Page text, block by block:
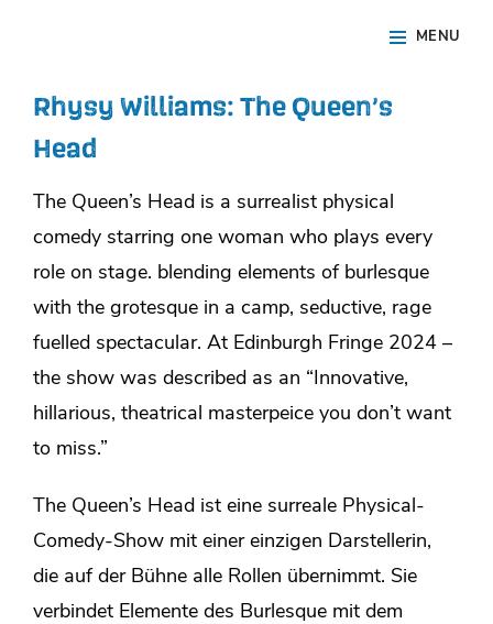
MENU
Rhysy Williams: The Queen’s
Head
The Queen’s Head is a surrealist physical
comedy starring one woman who plays every
role on stage. blending elements of burlesque
with the grotesque in a camp, seductive, rage
fuelled spectacular. At Edinburgh Fringe 2024 –
the show was described as an “Innovative,
hillarious, theatrical masterpeice you don’t want
to miss.”
The Queen’s Head ist eine surreale Physical-
Comedy-Show mit einer einzigen Darstellerin,
die auf der Bühne alle Rollen übernimmt. Sie
verbindet Elemente des Burlesque mit dem